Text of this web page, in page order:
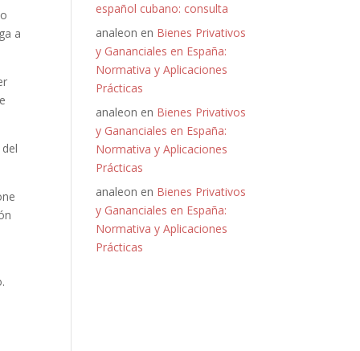
a
español cubano: consulta
analeon en Bienes Privativos
y Gananciales en España:
Normativa y Aplicaciones
Prácticas
analeon en Bienes Privativos
y Gananciales en España:
Normativa y Aplicaciones
Prácticas
analeon en Bienes Privativos
y Gananciales en España:
Normativa y Aplicaciones
Prácticas